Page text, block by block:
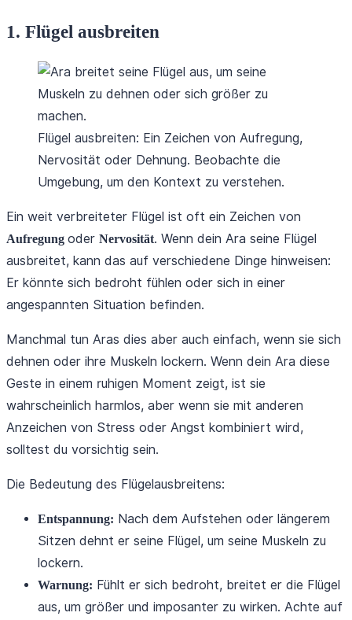
1. Flügel ausbreiten
Flügel ausbreiten: Ein Zeichen von Aufregung,
Nervosität oder Dehnung. Beobachte die
Umgebung, um den Kontext zu verstehen.
Ein weit verbreiteter Flügel ist oft ein Zeichen von
Aufregung oder Nervosität. Wenn dein Ara seine Flügel
ausbreitet, kann das auf verschiedene Dinge hinweisen:
Er könnte sich bedroht fühlen oder sich in einer
angespannten Situation befinden.
Manchmal tun Aras dies aber auch einfach, wenn sie sich
dehnen oder ihre Muskeln lockern. Wenn dein Ara diese
Geste in einem ruhigen Moment zeigt, ist sie
wahrscheinlich harmlos, aber wenn sie mit anderen
Anzeichen von Stress oder Angst kombiniert wird,
solltest du vorsichtig sein.
Die Bedeutung des Flügelausbreitens:
Entspannung: Nach dem Aufstehen oder längerem
Sitzen dehnt er seine Flügel, um seine Muskeln zu
lockern.
Warnung: Fühlt er sich bedroht, breitet er die Flügel
aus, um größer und imposanter zu wirken. Achte auf